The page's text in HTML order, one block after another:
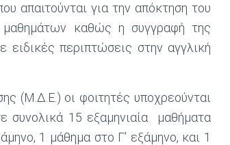
για την απόκτηση του
καθώς η συγγραφή της
ειδικές περιπτώσεις στην αγγλική
(Μ.Δ.Ε.) οι φοιτητές υποχρεούνται
συνολικά 15 εξαμηνιαία μαθήματα
1 μάθημα στο Γ’ εξάμηνο, και 1